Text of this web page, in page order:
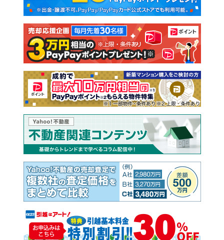
新築一戸建て 中古一戸建て
注文住宅 土地
売却査定